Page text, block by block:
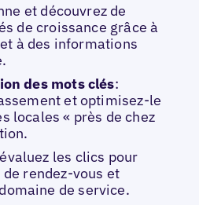
et découvrez de
de croissance grâce à
à des informations
des mots clés:
et optimisez-le
locales « près de chez
les clics pour
rendez-vous et
de service.